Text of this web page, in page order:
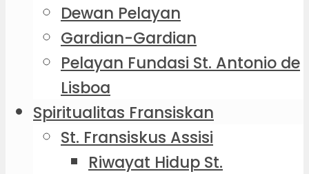
Dewan Pelayan
Gardian-Gardian
Pelayan Fundasi St. Antonio de
Lisboa
Spiritualitas Fransiskan
St. Fransiskus Assisi
Riwayat Hidup St.